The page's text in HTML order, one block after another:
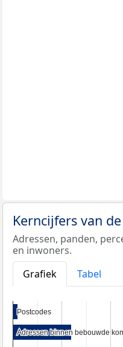
Kerncijfers van
Adressen, panden,
en inwoners.
Grafiek
Tabel
Postcodes
Postcodes
Adressen binnen bebouwde
Adressen binnen bebouwde